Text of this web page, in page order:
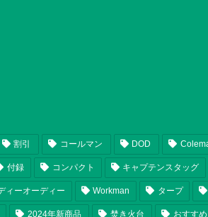
割引 コールマン DOD
付録 コンパクト キャプテンスタッグ
ィーオーディー Workman タープ
2024年新商品 焚き火台 おすすめ